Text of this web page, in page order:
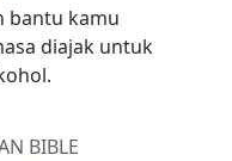
bantu kamu
diajak untuk
BIBLE